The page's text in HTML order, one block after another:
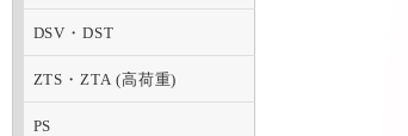
DSV・DST
ZTS・ZTA (高荷重)
PS